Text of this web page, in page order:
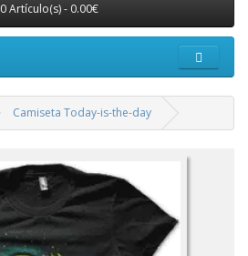
0 Artículo(s) - 0.00€
Camiseta Today-is-the-day